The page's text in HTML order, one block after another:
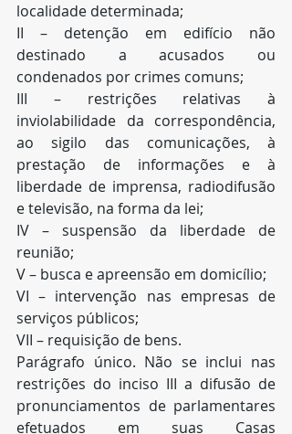
localidade determinada;
II – detenção em edifício não
destinado a acusados ou
condenados por crimes comuns;
III – restrições relativas à
inviolabilidade da correspondência,
ao sigilo das comunicações, à
prestação de informações e à
liberdade de imprensa, radiodifusão
e televisão, na forma da lei;
IV – suspensão da liberdade de
reunião;
V – busca e apreensão em domicílio;
VI – intervenção nas empresas de
serviços públicos;
VII – requisição de bens.
Parágrafo único. Não se inclui nas
restrições do inciso III a difusão de
pronunciamentos de parlamentares
efetuados em suas Casas